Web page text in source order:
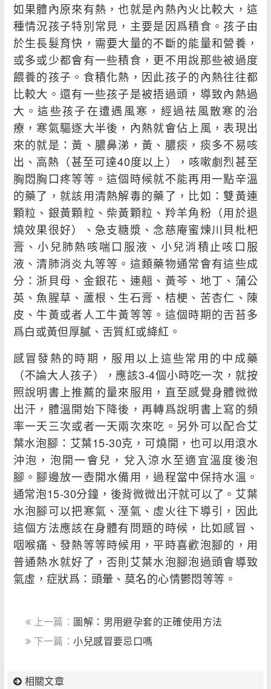
如果體內原來有熱，也就是內熱內火比較大，這
種情況孩子特別常見，主要是因爲積食。孩子由
於生長髮育快，需要大量的不斷的能量和營養，
或多或少都會有一些積食，更不用說那些被過度
餵養的孩子。食積化熱，因此孩子的內熱往往都
比較大。還有一些孩子是被捂過頭，導致內熱過
大。這些孩子在遭遇風寒，經過祛風散寒的治
療，寒氣驅逐大半後，內熱就會佔上風，表現出
來的就是：黃、膿鼻涕，黃、膿痰，痰多不易咳
出、高熱（甚至可達40度以上），咳嗽劇烈甚至
胸悶胸口疼等等。這個時候就不能再用一點辛溫
的藥了，就該用清熱解毒的藥了，比如：雙黃連
顆粒、銀黃顆粒、柴黃顆粒、羚羊角粉（用於退
燒效果很好）、急支糖漿、念慈庵蜜煉川貝枇杷
膏、小兒肺熱咳喘口服液、小兒消積止咳口服
液、清肺消炎丸等等。這類藥物通常會有這些成
分：浙貝母、金銀花、連翹、黃芩、地丁、蒲公
英、魚腥草、蘆根、生石膏、桔梗、苦杏仁、陳
皮、牛黃或者人工牛黃等等。這個時期的舌苔多
爲白或黃但厚膩、舌質紅或絳紅。
感冒發熱的時期，服用以上這些常用的中成藥
（不論大人孩子），應該3-4個小時吃一次，就按
照說明書上推薦的量來服用，直至感覺身體微微
出汗，體溫開始下降後，再轉爲說明書上寫的頻
率一天三次或者一天兩次來吃。另外可以配合艾
葉水泡腳：艾葉15-30克，可燒開，也可以用滾水
沖泡，泡開一會兒，兌入涼水至適宜溫度後泡
腳。腳邊放一壺開水備用，過程當中保持水溫。
通常泡15-30分鐘，後背微微出汗就可以了。艾葉
水泡腳可以把寒氣、溼氣、虛火往下導引，因此
這個方法應該在身體有問題的時候，比如感冒、
咽喉痛、發熱等等時候用，平時喜歡泡腳的，用
普通熱水就好了，否則艾葉水泡腳泡過頭會導致
氣虛，症狀爲：頭暈、莫名的心情鬱悶等等。
上一篇： 圖解：男用避孕套的正確使用方法
下一篇：小兒感冒要忌口嗎
相關文章